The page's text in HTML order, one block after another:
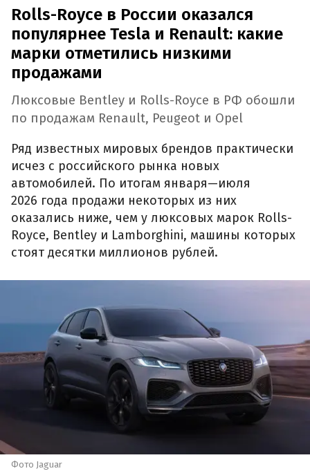
Rolls-Royce в России оказался
популярнее Tesla и Renault: какие
марки отметились низкими
продажами
Люксовые Bentley и Rolls-Royce в РФ обошли
по продажам Renault, Peugeot и Opel
Ряд известных мировых брендов практически
исчез с российского рынка новых
автомобилей. По итогам января—июля
2026 года продажи некоторых из них
оказались ниже, чем у люксовых марок Rolls-
Royce, Bentley и Lamborghini, машины которых
стоят десятки миллионов рублей.
Фото Jaguar